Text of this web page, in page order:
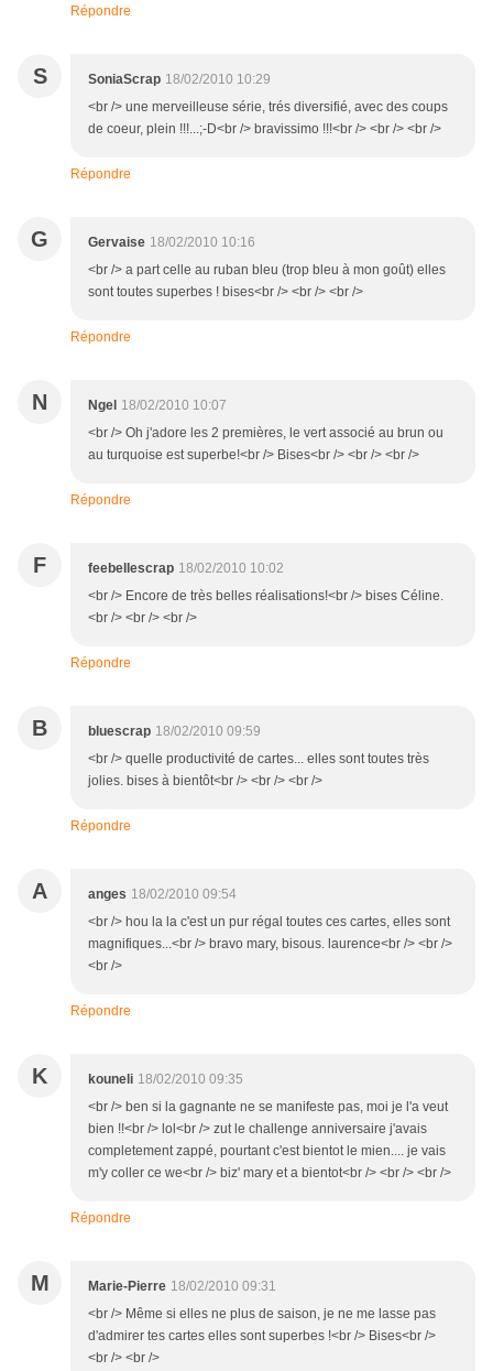
Répondre
S SoniaScrap 18/02/2010 10:29
<br /> une merveilleuse série, trés diversifié, avec des coups
de coeur, plein !!!...;-D<br /> bravissimo !!!<br /> <br /> <br />
Répondre
G Gervaise 18/02/2010 10:16
<br /> a part celle au ruban bleu (trop bleu à mon goût) elles
sont toutes superbes ! bises<br /> <br /> <br />
Répondre
N Ngel 18/02/2010 10:07
<br /> Oh j'adore les 2 premières, le vert associé au brun ou
au turquoise est superbe!<br /> Bises<br /> <br /> <br />
Répondre
F feebellescrap 18/02/2010 10:02
<br /> Encore de très belles réalisations!<br /> bises Céline.
<br /> <br /> <br />
Répondre
B bluescrap 18/02/2010 09:59
<br /> quelle productivité de cartes... elles sont toutes très
jolies. bises à bientôt<br /> <br /> <br />
Répondre
A anges 18/02/2010 09:54
<br /> hou la la c'est un pur régal toutes ces cartes, elles sont
magnifiques...<br /> bravo mary, bisous. laurence<br /> <br />
<br />
Répondre
K kouneli 18/02/2010 09:35
<br /> ben si la gagnante ne se manifeste pas, moi je l'a veut
bien !!<br /> lol<br /> zut le challenge anniversaire j'avais
completement zappé, pourtant c'est bientot le mien.... je vais
m'y coller ce we<br /> biz' mary et a bientot<br /> <br /> <br />
Répondre
M Marie-Pierre 18/02/2010 09:31
<br /> Même si elles ne plus de saison, je ne me lasse pas
d'admirer tes cartes elles sont superbes !<br /> Bises<br />
<br /> <br />